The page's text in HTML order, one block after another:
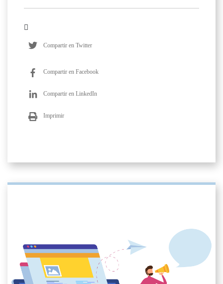
Compartir en Twitter
Compartir en Facebook
Compartir en LinkedIn
Imprimir